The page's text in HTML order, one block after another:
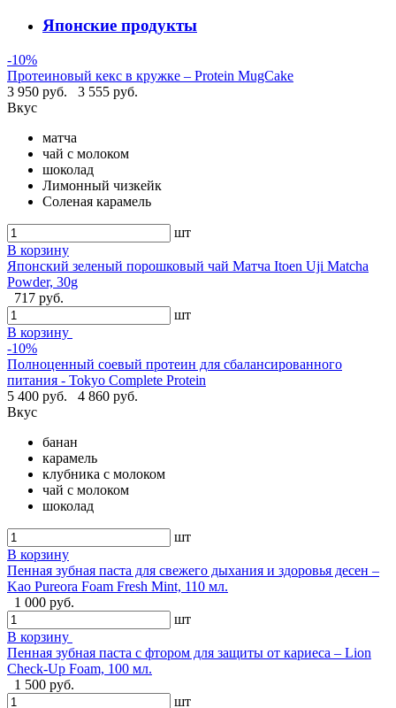
Японские продукты
-10%
Протеиновый кекс в кружке – Protein MugCake
3 950 руб.
3 555 руб.
Вкус
матча
чай с молоком
шоколад
Лимонный чизкейк
Соленая карамель
шт
В корзину
Японский зеленый порошковый чай Матча Itoen Uji Matcha
Powder, 30g
717 руб.
шт
В корзину
-10%
Полноценный соевый протеин для сбалансированного
питания - Tokyo Complete Protein
5 400 руб.
4 860 руб.
Вкус
банан
карамель
клубника с молоком
чай с молоком
шоколад
шт
В корзину
Пенная зубная паста для свежего дыхания и здоровья десен –
Kao Pureora Foam Fresh Mint, 110 мл.
1 000 руб.
шт
В корзину
Пенная зубная паста с фтором для защиты от кариеса – Lion
Check-Up Foam, 100 мл.
1 500 руб.
шт